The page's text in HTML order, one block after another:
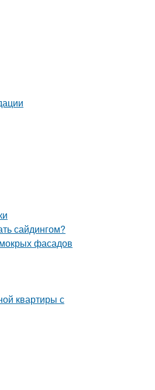
сайдингом?
фасадов
квартиры с